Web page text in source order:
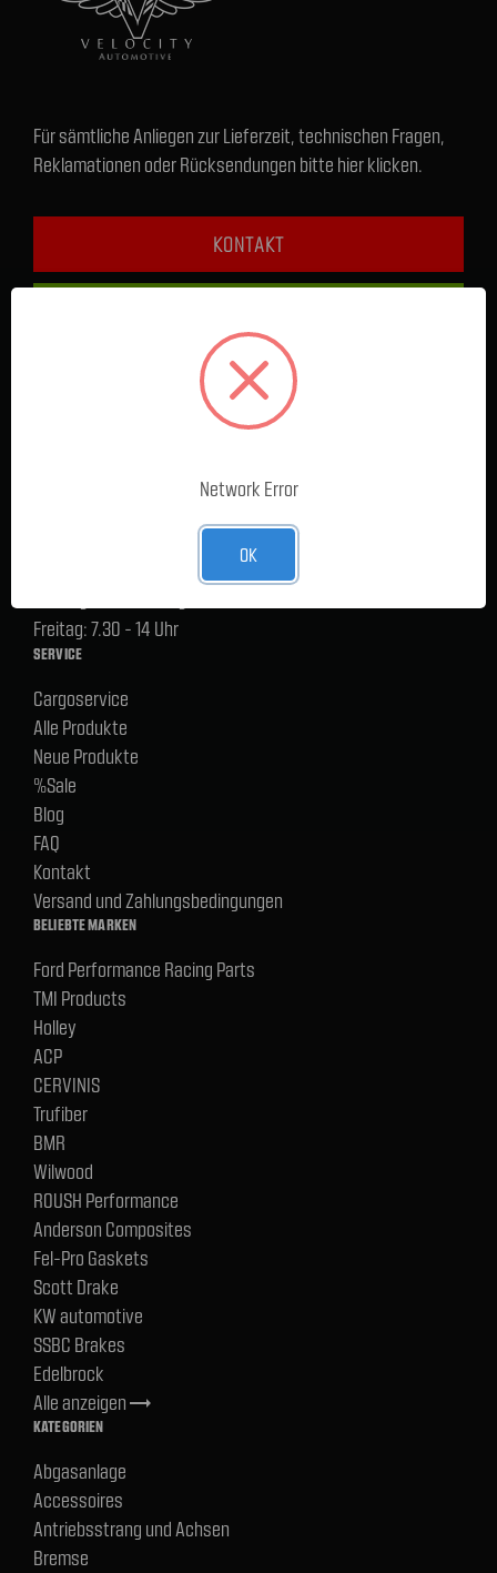
Für sämtliche Anliegen zur Lieferzeit, technischen Fragen,
Reklamationen oder Rücksendungen bitte hier klicken.
KONTAKT
FRAGEN & HILFE
Montag - Donnerstag: 8 - 17 Uhr
Lager Lauenstein (Warenabholungen):
Freitag: 7.30 - 14 Uhr
SERVICE
Cargoservice
Alle Produkte
Neue Produkte
%Sale
Blog
FAQ
Kontakt
Versand und Zahlungsbedingungen
BELIEBTE MARKEN
Ford Performance Racing Parts
TMI Products
Holley
ACP
CERVINIS
Trufiber
BMR
Wilwood
ROUSH Performance
Anderson Composites
Fel-Pro Gaskets
Scott Drake
KW automotive
SSBC Brakes
Edelbrock
Alle anzeigentrending_flat
KATEGORIEN
Abgasanlage
Accessoires
Antriebsstrang und Achsen
Bremse
Network Error
OK